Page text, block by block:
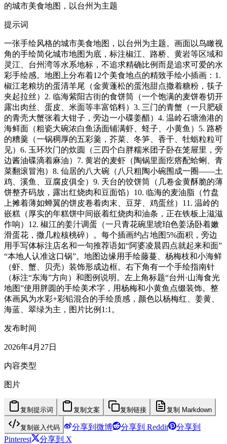
的城市美食地图，以台州为主题
提示词
一张手绘风格的城市美食地图，以台州为主题。画面以鸟瞰视
角的手绘简化城市地图为底，标注椒江、路桥、黄岩等区域和
灵江、台州湾等水系地标，不追求精确比例而是追求可爱的水
彩手绘感。地图上分布着12个美食地点的精致手绘小插画：1.
椒江老粮坊的蛋清羊尾（金黄蓬松的蛋泡甜点撒着糖粉，筷子
夹起拉丝）2. 临海紫阳古街的食饼筒（一个饱满的麦饼卷切开
露出肉丝、蛋皮、米面等丰富馅料）3. 三门的青蟹（一只肥硕
的青壳大蟹张着大钳子，旁边一小碟姜醋）4. 温岭石塘渔港的
海鲜面（粗瓷大碗浓白鱼汤面铺满虾、蛏子、小黄鱼）5. 路桥
的糟羹（一锅稠厚的五彩羹，芥菜、冬笋、香干、牡蛎粒粒可
见）6. 玉环坎门的炊圆（三四个白胖糯米团子卧在笼屉里，旁
边酱油碟滴着麻油）7. 黄岩的麦虾（陶锅里面疙瘩配蛤蜊、青
菜翻滚冒泡）8. 仙居的八大碗（八只粗陶小碗围成一圈——土
鸡、溪鱼、豆腐皮俱全）9. 天台的饺饼筒（几卷金黄酥脆的薄
饼整齐码放，露出红烧肉和豆面馅）10. 临海的麦油脂（竹盘
上摊着薄如蝉翼的饼皮卷着肉末、豆芽、鸡蛋丝）11. 温岭的
嵌糕（厚实的年糕饼中间嵌着红烧肉和油条，正在铁板上滋滋
作响）12. 椒江的姜汁调蛋（一只青花碗里琥珀色姜汤卧着嫩
滑蛋花，撒几粒核桃碎）。每个插画约占地图5%面积，旁边
用手写体标注店名和一句推荐语如“阿婆凌晨四点就起来和面”
“本地人认准这口锅”。地图边缘用手绘藤蔓、杨梅枝和小海鲜
（虾、蟹、贝壳）装饰形成边框。右下角有一个手绘指南针
（标注“东海”方向）和图例说明。左上角标题“台州·山海食光
地图”使用胖圆的手绘美术字，用杨梅和小黄鱼点缀装饰。整
体画风为水彩+彩铅混合的手绘质感，颜色以杨梅红、姜黄、
海蓝、翠绿为主，图片比例1:1。
发布时间
2026年4月27日
内容类型
图片
复制提示词 复制文案 复制链接 复制 Markdown
复制嵌入代码 分享到微博 分享到 Reddit
分享到
Pinterest
分享到 X